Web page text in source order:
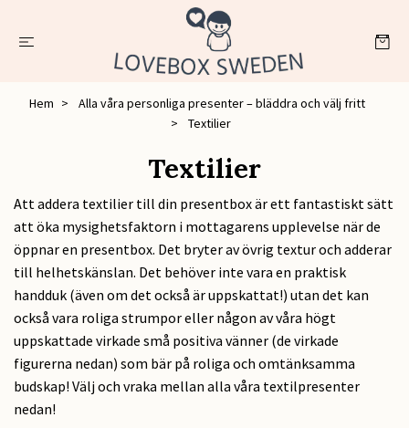
Hem
Alla våra personliga presenter – bläddra och välj fritt
Textilier
Textilier
Att addera textilier till din presentbox är ett fantastiskt sätt
att öka mysighetsfaktorn i mottagarens upplevelse när de
öppnar en presentbox. Det bryter av övrig textur och adderar
till helhetskänslan. Det behöver inte vara en praktisk
handduk (även om det också är uppskattat!) utan det kan
också vara roliga strumpor eller någon av våra högt
uppskattade virkade små positiva vänner (de virkade
figurerna nedan) som bär på roliga och omtänksamma
budskap! Välj och vraka mellan alla våra textilpresenter
nedan!